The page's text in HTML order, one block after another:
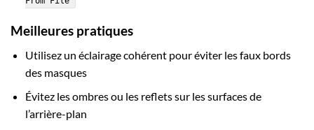
Meilleures pratiques
Utilisez un éclairage cohérent pour éviter les faux bords
des masques
Évitez les ombres ou les reflets sur les surfaces de
l’arrière-plan